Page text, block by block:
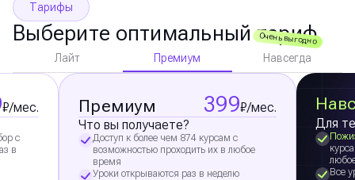
Тарифы
Выберите оптимальный тариф
Очень выгодно
Лайт Премиум Навсегда
₽/мес.
с
в
Премиум 399₽/мес.
Что вы получаете?
Доступ к более чем 874 курсам с
возможностью проходить их в любое
время
Уроки открываются раз в неделю
Для
Все